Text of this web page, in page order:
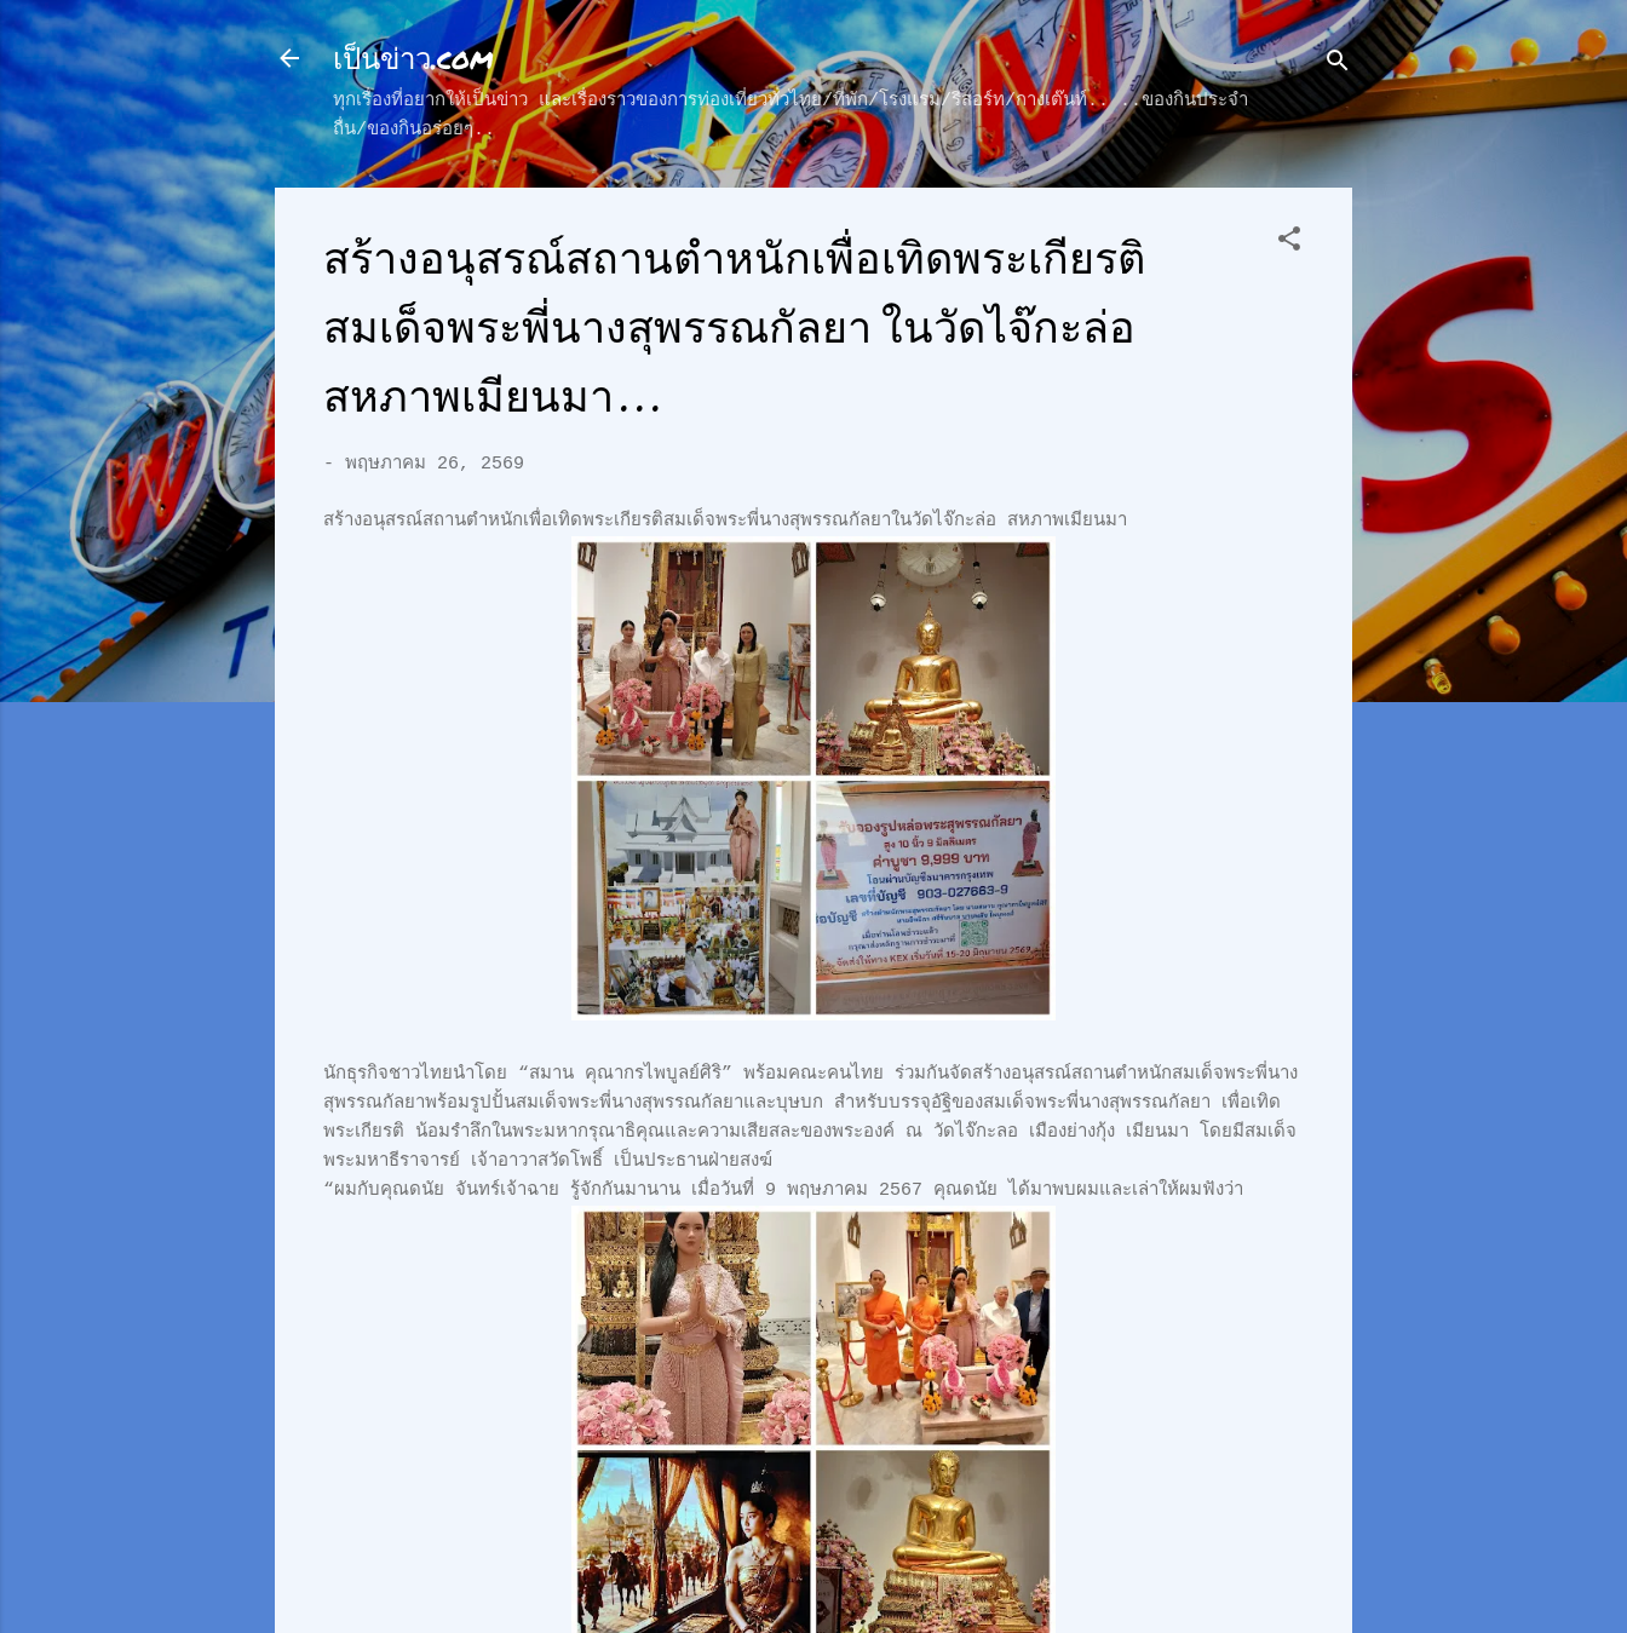
ข้ามไปที่เนื้อหาหลัก
เป็นข่าว.com
ทุกเรื่องที่อยากให้เป็นข่าว และเรื่องราวของการท่องเที่ยวทั่วไทย/ที่พัก/โรงแรม/รีสอร์ท/กางเต๊นท์.. ..ของกินประจำ
ถื่น/ของกินอร่อยๆ..
สร้างอนุสรณ์สถานตำหนักเพื่อเทิดพระเกียรติ
สมเด็จพระพี่นางสุพรรณกัลยา ในวัดไจ๊กะล่อ
สหภาพเมียนมา...
- พฤษภาคม 26, 2569
สร้างอนุสรณ์สถานตำหนักเพื่อเทิดพระเกียรติสมเด็จพระพี่นางสุพรรณกัลยาในวัดไจ๊กะล่อ สหภาพเมียนมา
นักธุรกิจชาวไทยนำโดย “สมาน คุณากรไพบูลย์ศิริ” พร้อมคณะคนไทย ร่วมกันจัดสร้างอนุสรณ์สถานตำหนักสมเด็จพระพี่นาง
สุพรรณกัลยาพร้อมรูปปั้นสมเด็จพระพี่นางสุพรรณกัลยาและบุษบก สำหรับบรรจุอัฐิของสมเด็จพระพี่นางสุพรรณกัลยา เพื่อเทิด
พระเกียรติ น้อมรำลึกในพระมหากรุณาธิคุณและความเสียสละของพระองค์ ณ วัดไจ๊กะลอ เมืองย่างกุ้ง เมียนมา โดยมีสมเด็จ
พระมหาธีราจารย์ เจ้าอาวาสวัดโพธิ์ เป็นประธานฝ่ายสงฆ์
“ผมกับคุณดนัย จันทร์เจ้าฉาย รู้จักกันมานาน เมื่อวันที่ 9 พฤษภาคม 2567 คุณดนัย ได้มาพบผมและเล่าให้ผมฟังว่า